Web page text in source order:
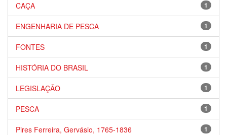
1
CAÇA
1
ENGENHARIA DE PESCA
1
FONTES
1
HISTÓRIA DO BRASIL
1
LEGISLAÇÃO
1
PESCA
1
Pires Ferreira, Gervásio, 1765-1836